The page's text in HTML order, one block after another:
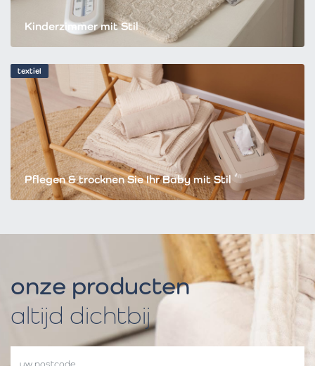
Kinderzimmer mit Stil
textiel
Pflegen & trocknen Sie Ihr Baby mit Stil
onze producten
altijd dichtbij